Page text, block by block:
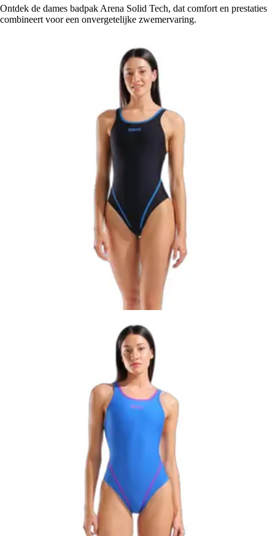
Ontdek de dames badpak Arena Solid Tech, dat comfort en prestaties
combineert voor een onvergetelijke zwemervaring.